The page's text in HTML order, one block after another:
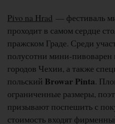
Pivo na Hrad — фестиваль
проходит в самом сердце
пражском Граде. Среди
полусотни мини-
городов Чехии, а также
польский Browar Pinta.
ограниченные размеры,
призывают поспешить с
стоимость входят